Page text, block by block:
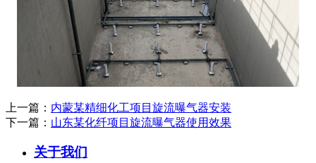
上一篇： 内蒙某精细化工项目旋流曝气器安装
下一篇： 山东某化纤项目旋流曝气器使用效果
关于我们